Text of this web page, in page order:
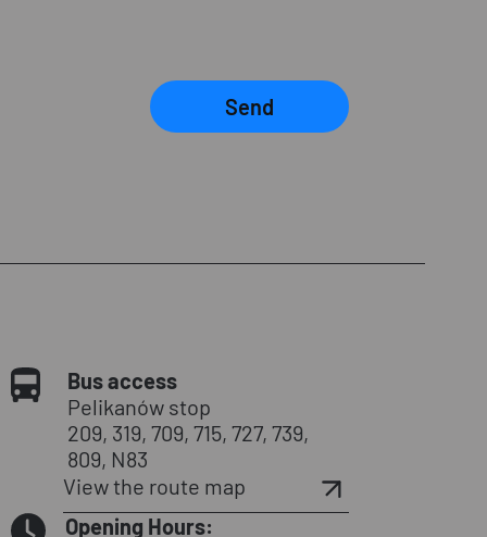
Send
Bus access
Pelikanów stop
209, 319, 709, 715, 727, 739,
809, N83
View the route map
Opening Hours: